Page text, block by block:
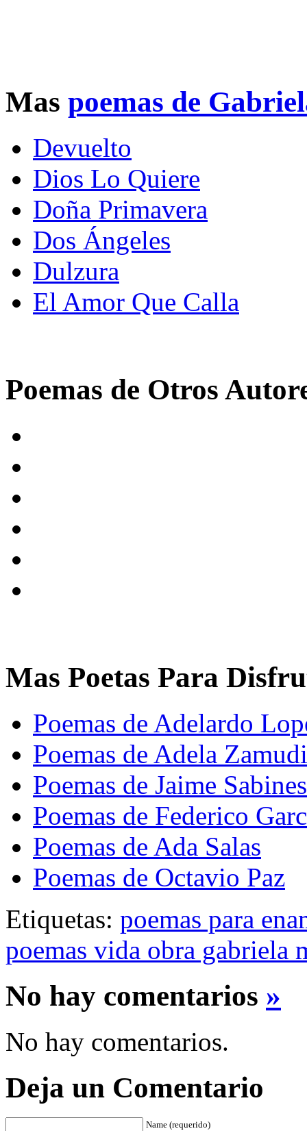
Mas poemas de
Devuelto
Dios Lo Quiere
Doña Primavera
Dos Ángeles
Dulzura
El Amor Que Calla
Poemas de Otros
Mas Poetas Para
Poemas de Adelardo
Poemas de Adela
Poemas de Jaime Sabines
Poemas de Federico
Poemas de Ada Salas
Poemas de Octavio Paz
Etiquetas: poemas para
poemas vida obra gabriela
No hay comentarios »
No hay comentarios.
Deja un Comentario
Name (requerido)